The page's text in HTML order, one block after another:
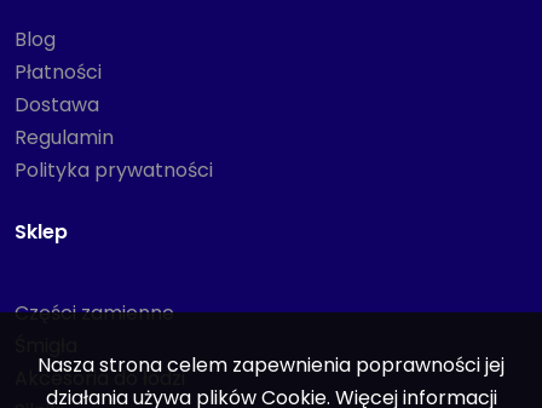
Blog
Płatności
Dostawa
Regulamin
Polityka prywatności
Sklep
Części zamienne
Akcesoria do łodzi
Nasza strona celem zapewnienia poprawności jej
działania używa plików Cookie. Więcej informacji